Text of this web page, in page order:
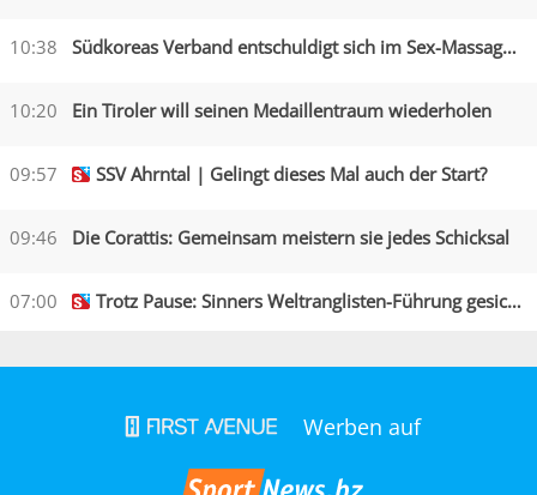
10:38 Südkoreas Verband entschuldigt sich im Sex-Massagen-Skandal
10:20 Ein Tiroler will seinen Medaillentraum wiederholen
09:57 SSV Ahrntal | Gelingt dieses Mal auch der Start?
09:46 Die Corattis: Gemeinsam meistern sie jedes Schicksal
07:00 Trotz Pause: Sinners Weltranglisten-Führung gesichert
Werben auf